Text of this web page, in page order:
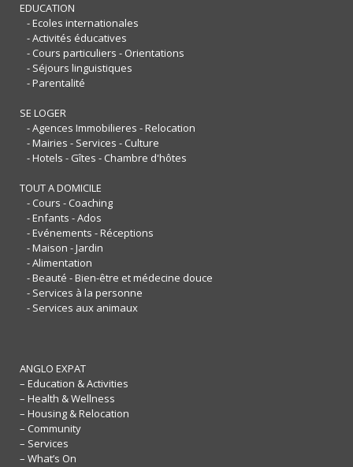
EDUCATION
- Ecoles internationales
- Activités éducatives
- Cours particuliers - Orientations
- Séjours linguistiques
- Parentalité
SE LOGER
- Agences Immobilieres - Relocation
- Mairies - Services - Culture
- Hotels - Gîtes - Chambre d'hôtes
TOUT A DOMICILE
- Cours - Coaching
- Enfants - Ados
- Evénements - Réceptions
- Maison - Jardin
- Alimentation
- Beauté - Bien-être et médecine douce
- Services à la personne
- Services aux animaux
ANGLO EXPAT
– Education & Activities
– Health & Wellness
– Housing & Relocation
– Community
– Services
– What’s On